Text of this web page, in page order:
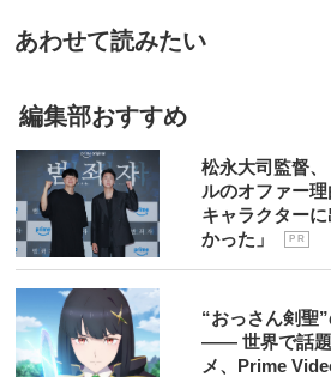
あわせて読みたい
編集部おすすめ
松永大司監督
ルのオファー
キャラクター
かった」
P R
“おっさん剣聖
―― 世界で話題
メ、Prime